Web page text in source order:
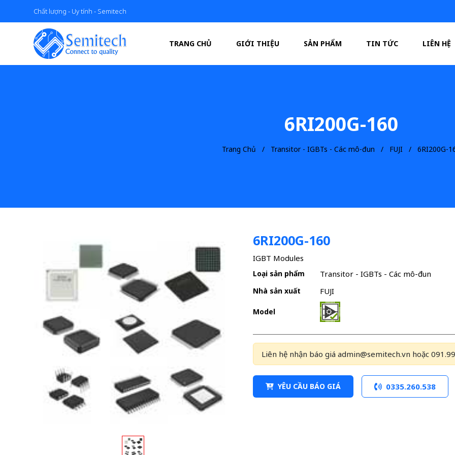
Chất lượng - Uy tính - Semitech
TRANG CHỦ GIỚI THIỆU SẢN PHẨM TIN TỨC LIÊN HỆ
6RI200G-160
Trang Chủ Transitor - IGBTs - Các mô-đun FUJI 6RI200G-
6RI200G-160
IGBT Modules
Loại sản phẩm Transitor - IGBTs - Các mô-đun
Nhà sản xuất FUJI
Model
Liên hệ nhận báo giá admin@semitech.vn hoặc
YÊU CẦU BÁO GIÁ 0335.260.538